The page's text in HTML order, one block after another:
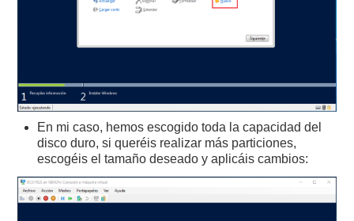
En mi caso, hemos escogido toda la capacidad del
disco duro, si queréis realizar más particiones,
escogéis el tamaño deseado y aplicáis cambios: